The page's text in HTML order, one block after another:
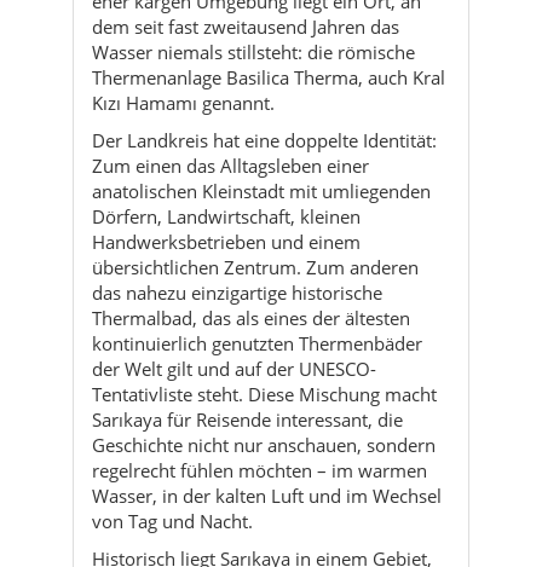
Der Landkreis hat eine doppelte Identität:
Zum einen das Alltagsleben einer
anatolischen Kleinstadt mit umliegenden
Dörfern, Landwirtschaft, kleinen
Handwerksbetrieben und einem
übersichtlichen Zentrum. Zum anderen
das nahezu einzigartige historische
Thermalbad, das als eines der ältesten
kontinuierlich genutzten Thermenbäder
der Welt gilt und auf der UNESCO-
Tentativliste steht. Diese Mischung macht
Sarıkaya für Reisende interessant, die
Geschichte nicht nur anschauen, sondern
regelrecht fühlen möchten – im warmen
Wasser, in der kalten Luft und im Wechsel
von Tag und Nacht.
Historisch liegt Sarıkaya in einem Gebiet,
in dem bereits die Hethiter, später Assyrer,
Makedonen und schließlich die Römer ihre
Spuren hinterließen. Aus römischer Zeit
stammt der Thermal-Komplex, der in
byzantinischer, seldschukischer und